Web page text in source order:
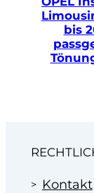
bis
Kontakt